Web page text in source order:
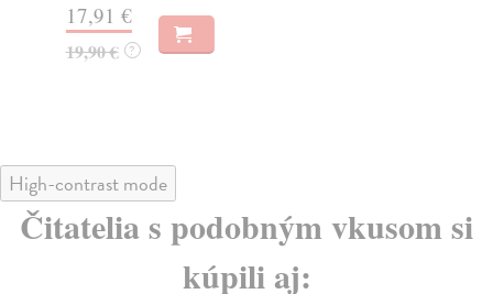
17,91 €
19,90 € ?
High-contrast mode
Čitatelia s podobným vkusom si
kúpili aj: